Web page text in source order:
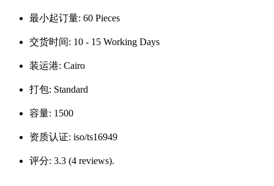
最小起订量: 60 Pieces
交货时间: 10 - 15 Working Days
装运港: Cairo
打包: Standard
容量: 1500
资质认证: iso/ts16949
评分: 3.3 (4 reviews).